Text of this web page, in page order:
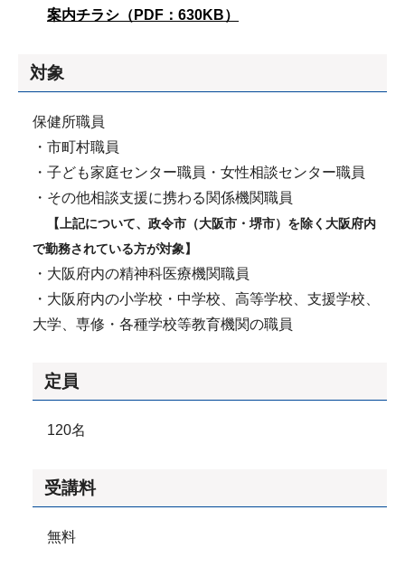
案内チラシ（PDF：630KB）
対象
保健所職員
・市町村職員
・子ども家庭センター職員・女性相談センター職員
・その他相談支援に携わる関係機関職員
【上記について、政令市（大阪市・堺市）を除く大阪府内
で勤務されている方が対象】
・大阪府内の精神科医療機関職員
・大阪府内の小学校・中学校、高等学校、支援学校、
大学、専修・各種学校等教育機関の職員
定員
120名
受講料
無料